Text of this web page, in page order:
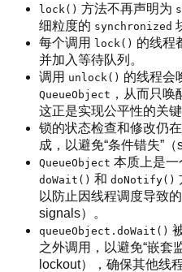
lock() 方法不再声明为
细粒度的 synchronized
每个调用 lock() 的线程
并加入等待队列。
调用 unlock() 的线程会
QueueObject ，从而只唤
这正是实现公平性的关键
锁的状态检查和修改仍
成，以避免“条件错失”
QueueObject 本质上是
doWait() 和 doNotify()
以防止因线程调度导致
signals）。
queueObject.doWait()
之外调用，以避免“嵌套
lockout），确保其他线